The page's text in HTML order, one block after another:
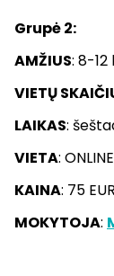
Grupė 2:
AMŽIUS: 8-12
VIETŲ
LAIKAS:
VIETA:
KAINA: 75
MOKYTOJA: